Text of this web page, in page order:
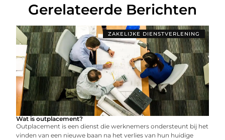
Gerelateerde Berichten
ZAKELIJKE DIENSTVERLENING
Wat is outplacement?
Outplacement is een dienst die werknemers ondersteunt bij het
vinden van een nieuwe baan na het verlies van hun huidige